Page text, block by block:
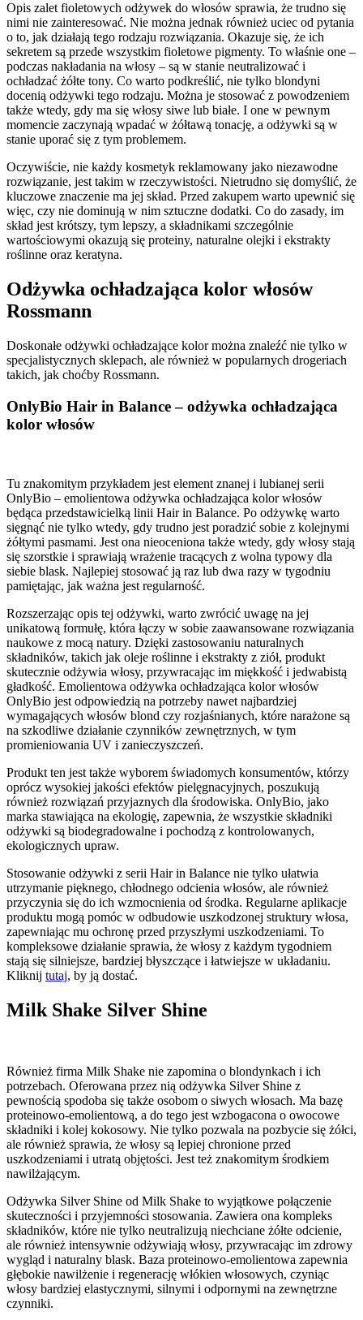
Opis zalet fioletowych odżywek do włosów sprawia, że trudno się
nimi nie zainteresować. Nie można jednak również uciec od pytania
o to, jak działają tego rodzaju rozwiązania. Okazuje się, że ich
sekretem są przede wszystkim fioletowe pigmenty. To właśnie one –
podczas nakładania na włosy – są w stanie neutralizować i
ochładzać żółte tony. Co warto podkreślić, nie tylko blondyni
docenią odżywki tego rodzaju. Można je stosować z powodzeniem
także wtedy, gdy ma się włosy siwe lub białe. I one w pewnym
momencie zaczynają wpadać w żółtawą tonację, a odżywki są w
stanie uporać się z tym problemem.
Oczywiście, nie każdy kosmetyk reklamowany jako niezawodne
rozwiązanie, jest takim w rzeczywistości. Nietrudno się domyślić, że
kluczowe znaczenie ma jej skład. Przed zakupem warto upewnić się
więc, czy nie dominują w nim sztuczne dodatki. Co do zasady, im
skład jest krótszy, tym lepszy, a składnikami szczególnie
wartościowymi okazują się proteiny, naturalne olejki i ekstrakty
roślinne oraz keratyna.
Odżywka ochładzająca kolor włosów
Rossmann
Doskonałe odżywki ochładzające kolor można znaleźć nie tylko w
specjalistycznych sklepach, ale również w popularnych drogeriach
takich, jak choćby Rossmann.
OnlyBio Hair in Balance – odżywka ochładzająca
kolor włosów
Tu znakomitym przykładem jest element znanej i lubianej serii
OnlyBio – emolientowa odżywka ochładzająca kolor włosów
będąca przedstawicielką linii Hair in Balance. Po odżywkę warto
sięgnąć nie tylko wtedy, gdy trudno jest poradzić sobie z kolejnymi
żółtymi pasmami. Jest ona nieoceniona także wtedy, gdy włosy stają
się szorstkie i sprawiają wrażenie tracących z wolna typowy dla
siebie blask. Najlepiej stosować ją raz lub dwa razy w tygodniu
pamiętając, jak ważna jest regularność.
Rozszerzając opis tej odżywki, warto zwrócić uwagę na jej
unikatową formułę, która łączy w sobie zaawansowane rozwiązania
naukowe z mocą natury. Dzięki zastosowaniu naturalnych
składników, takich jak oleje roślinne i ekstrakty z ziół, produkt
skutecznie odżywia włosy, przywracając im miękkość i jedwabistą
gładkość. Emolientowa odżywka ochładzająca kolor włosów
OnlyBio jest odpowiedzią na potrzeby nawet najbardziej
wymagających włosów blond czy rozjaśnianych, które narażone są
na szkodliwe działanie czynników zewnętrznych, w tym
promieniowania UV i zanieczyszczeń.
Produkt ten jest także wyborem świadomych konsumentów, którzy
oprócz wysokiej jakości efektów pielęgnacyjnych, poszukują
również rozwiązań przyjaznych dla środowiska. OnlyBio, jako
marka stawiająca na ekologię, zapewnia, że wszystkie składniki
odżywki są biodegradowalne i pochodzą z kontrolowanych,
ekologicznych upraw.
Stosowanie odżywki z serii Hair in Balance nie tylko ułatwia
utrzymanie pięknego, chłodnego odcienia włosów, ale również
przyczynia się do ich wzmocnienia od środka. Regularne aplikacje
produktu mogą pomóc w odbudowie uszkodzonej struktury włosa,
zapewniając mu ochronę przed przyszłymi uszkodzeniami. To
kompleksowe działanie sprawia, że włosy z każdym tygodniem
stają się silniejsze, bardziej błyszczące i łatwiejsze w układaniu.
Kliknij tutaj, by ją dostać.
Milk Shake Silver Shine
Również firma Milk Shake nie zapomina o blondynkach i ich
potrzebach. Oferowana przez nią odżywka Silver Shine z
pewnością spodoba się także osobom o siwych włosach. Ma bazę
proteinowo-emolientową, a do tego jest wzbogacona o owocowe
składniki i kolej kokosowy. Nie tylko pozwala na pozbycie się żółci,
ale również sprawia, że włosy są lepiej chronione przed
uszkodzeniami i utratą objętości. Jest też znakomitym środkiem
nawilżającym.
Odżywka Silver Shine od Milk Shake to wyjątkowe połączenie
skuteczności i przyjemności stosowania. Zawiera ona kompleks
składników, które nie tylko neutralizują niechciane żółte odcienie,
ale również intensywnie odżywiają włosy, przywracając im zdrowy
wygląd i naturalny blask. Baza proteinowo-emolientowa zapewnia
głębokie nawilżenie i regenerację włókien włosowych, czyniąc
włosy bardziej elastycznymi, silnymi i odpornymi na zewnętrzne
czynniki.